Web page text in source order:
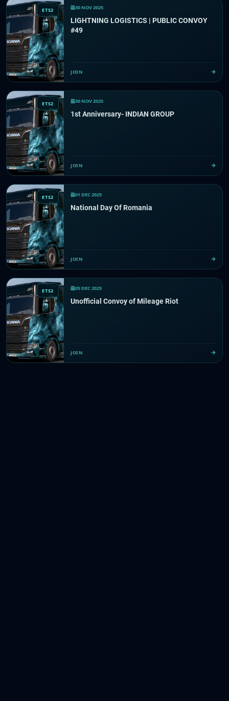
ETS2 30 NOV 2025
LIGHTNING LOGISTICS | PUBLIC CONVOY
#49
JOIN
ETS2 30 NOV 2025
1st Anniversary- INDIAN GROUP
JOIN
ETS2 01 DEC 2025
National Day Of Romania
JOIN
ETS2 05 DEC 2025
Unofficial Convoy of Mileage Riot
JOIN